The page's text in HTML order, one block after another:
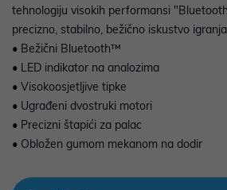
tehnologiju visokih performansi
precizno, stabilno, bežično iskustvo
• Bežični Bluetooth™
• LED indikator na analozima
• Visokoosjetljive tipke
• Ugrađeni dvostruki motori
• Precizni štapići za palac
• Obložen gumom mekanom na dodir